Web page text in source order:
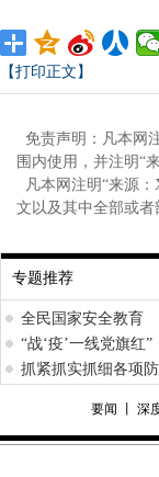
【打印正文】
免责声明：凡本网
围内使用，并注明“
凡本网注明“来源
文以及其中全部或
专题推荐
全民国家安全教育
“战‘疫’一线党旗红”
抓紧抓实抓细各项
要闻 深